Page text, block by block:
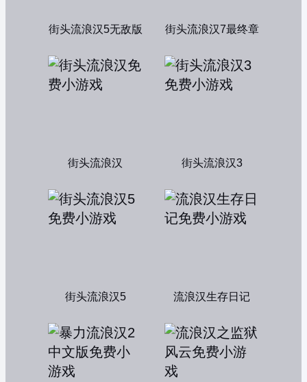
街头流浪汉5无敌版 街头流浪汉7最终章
街头流浪汉 街头流浪汉3
街头流浪汉5 流浪汉生存日记